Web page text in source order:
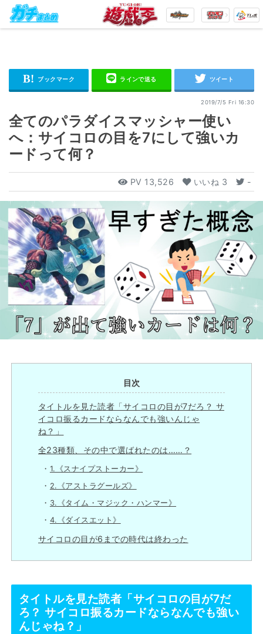
2019/7/5 Fri 16:30
全てのパラダイスマッシャー使い
へ：サイコロの目を7にして強いカ
ードって何？
PV 13,526 いいね 3 -
目次
タイトルを見た読者「サイコロの目が7だろ？ サ
イコロ振るカードならなんでも強いんじゃ
ね？」
全23種類、その中で選ばれたのは……？
1.《スナイプストーカー》
2.《アストラグールズ》
3.《タイム・マジック・ハンマー》
4.《ダイスエット》
サイコロの目が6までの時代は終わった
タイトルを見た読者「サイコロの目が7だ
ろ？ サイコロ振るカードならなんでも強い
んじゃね？」